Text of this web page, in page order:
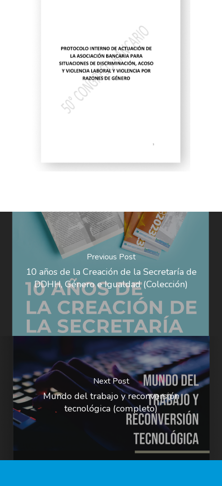
Previous Post
10 años de la Creación de la Secretaría de
DDHH, Género e Igualdad (Colección)
Next Post
Mundo del trabajo y reconversión
tecnológica (completo)